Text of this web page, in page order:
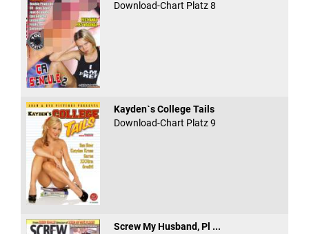
Download-Chart Platz 8
Kayden`s College Tails
Download-Chart Platz 9
Screw My Husband, Pl ...